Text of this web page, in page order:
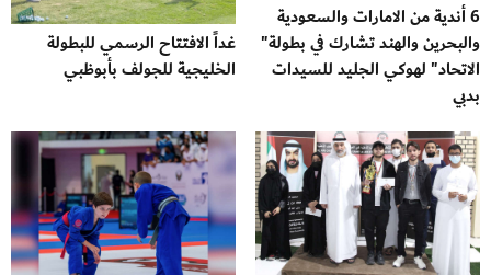
6 أندية من الامارات والسعودية
والبحرين والهند تشارك في بطولة"
الاتحاد" لهوكي الجليد للسيدات
بدبي
غداً الافتتاح الرسمي للبطولة
الخليجية للجولف بأبوظبي